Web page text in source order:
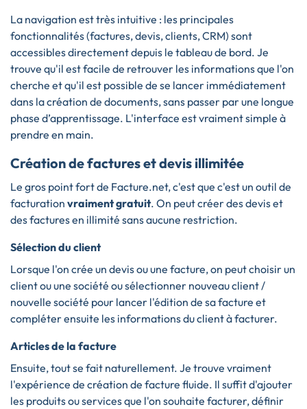
La navigation est très intuitive : les principales
fonctionnalités (factures, devis, clients, CRM) sont
accessibles directement depuis le tableau de bord. Je
trouve qu'il est facile de retrouver les informations que l'on
cherche et qu'il est possible de se lancer immédiatement
dans la création de documents, sans passer par une longue
phase d’apprentissage. L'interface est vraiment simple à
prendre en main.
Création de factures et devis illimitée
Le gros point fort de Facture.net, c'est que c'est un outil de
facturation vraiment gratuit. On peut créer des devis et
des factures en illimité sans aucune restriction.
Sélection du client
Lorsque l'on crée un devis ou une facture, on peut choisir un
client ou une société ou sélectionner nouveau client /
nouvelle société pour lancer l'édition de sa facture et
compléter ensuite les informations du client à facturer.
Articles de la facture
Ensuite, tout se fait naturellement. Je trouve vraiment
l'expérience de création de facture fluide. Il suffit d'ajouter
les produits ou services que l'on souhaite facturer, définir